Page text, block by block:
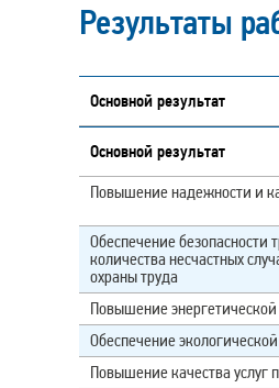
Результаты
Основной результат
Основной результат
Повышение надежности и
Обеспечение безопасности
количества несчастных
охраны труда
Повышение
Обеспечение
Повышение качества услуг